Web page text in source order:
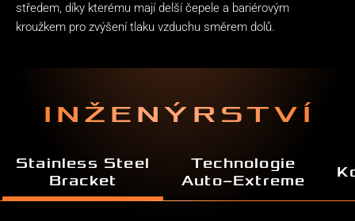
středem, díky kterému mají delší čepele a bariérovým
kroužkem pro zvýšení tlaku vzduchu směrem dolů.
INŽENÝRSTVÍ
Stainless Steel
Bracket
Technologie
Auto−Extreme